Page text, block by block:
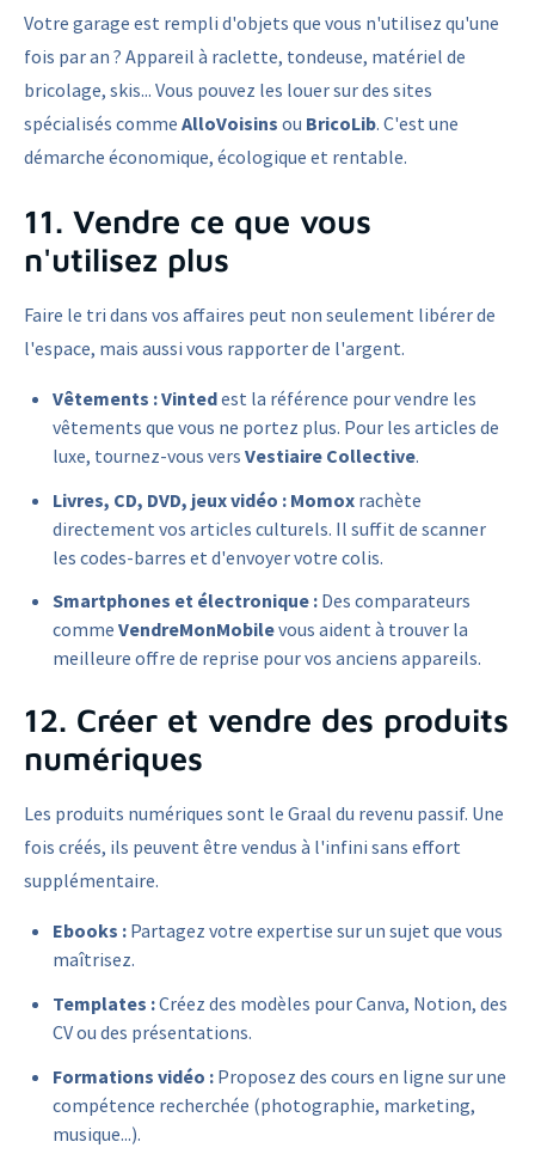
Votre garage est rempli d'objets que vous n'utilisez qu'une
fois par an ? Appareil à raclette, tondeuse, matériel de
bricolage, skis... Vous pouvez les louer sur des sites
spécialisés comme AlloVoisins ou BricoLib. C'est une
démarche économique, écologique et rentable.
11. Vendre ce que vous
n'utilisez plus
Faire le tri dans vos affaires peut non seulement libérer de
l'espace, mais aussi vous rapporter de l'argent.
Vêtements :Vintedest la référence pour vendre les
vêtements que vous ne portez plus. Pour les articles de
luxe, tournez-vous vers Vestiaire Collective.
Livres, CD, DVD, jeux vidéo : Momox rachète
directement vos articles culturels. Il suffit de scanner
les codes-barres et d'envoyer votre colis.
Smartphones et électronique : Des comparateurs
comme VendreMonMobilevous aident à trouver la
meilleure offre de reprise pour vos anciens appareils.
12. Créer et vendre des produits
numériques
Les produits numériques sont le Graal du revenu passif. Une
fois créés, ils peuvent être vendus à l'infini sans effort
supplémentaire.
Ebooks : Partagez votre expertise sur un sujet que vous
maîtrisez.
Templates :Créez des modèles pour Canva, Notion, des
CV ou des présentations.
Formations vidéo : Proposez des cours en ligne sur une
compétence recherchée (photographie, marketing,
musique...).